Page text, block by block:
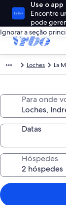
Use o app
Encontre
pode
Ignorar a seção
Loches La
Para onde
Datas
Hóspedes